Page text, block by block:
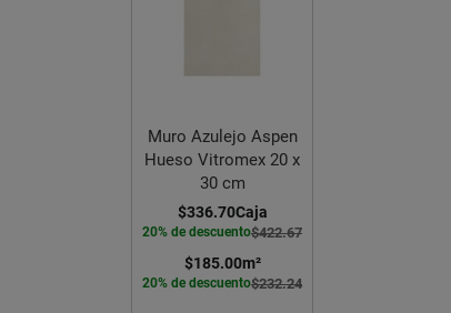
Muro Azulejo Aspen
Hueso Vitromex 20 x
30 cm
$422.67
$336.70Caja
20% de descuento
$232.24
$185.00m²
20% de descuento